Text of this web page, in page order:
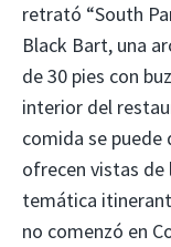
retrató “South
Black Bart, una
de 30 pies con
interior del
comida se
ofrecen vistas de
temática
no comenzó en